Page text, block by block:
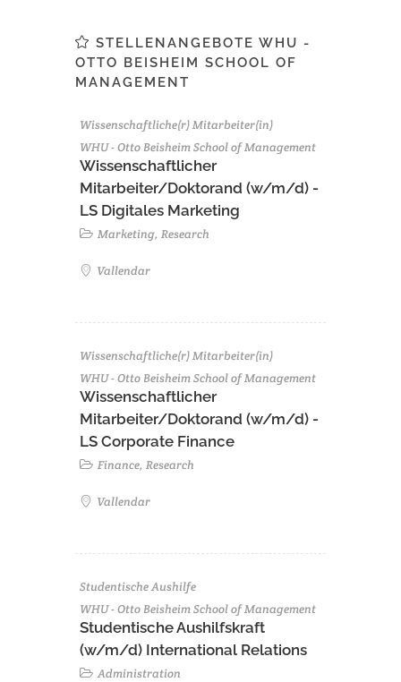
STELLENANGEBOTE WHU -
OTTO BEISHEIM SCHOOL OF
MANAGEMENT
Wissenschaftliche(r) Mitarbeiter(in)
WHU - Otto Beisheim School of Management
Wissenschaftlicher
Mitarbeiter/Doktorand (w/m/d) -
LS Digitales Marketing
Marketing, Research
Vallendar
Wissenschaftliche(r) Mitarbeiter(in)
WHU - Otto Beisheim School of Management
Wissenschaftlicher
Mitarbeiter/Doktorand (w/m/d) -
LS Corporate Finance
Finance, Research
Vallendar
Studentische Aushilfe
WHU - Otto Beisheim School of Management
Studentische Aushilfskraft
(w/m/d) International Relations
Administration